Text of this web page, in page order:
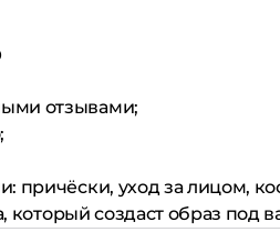
отзывами;
причёски, уход за лицом,
который создаст образ